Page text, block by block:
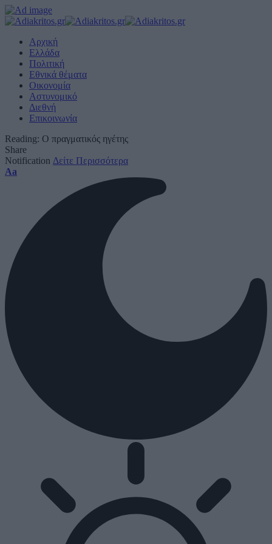
Αρχική
Ελλάδα
Πολιτική
Εθνικά θέματα
Οικονομία
Αστυνομικό
Διεθνή
Επικοινωνία
Reading: Ο πραγματικός ηγέτης
Share
Notification Δείτε Περισσότερα
Font
Aa